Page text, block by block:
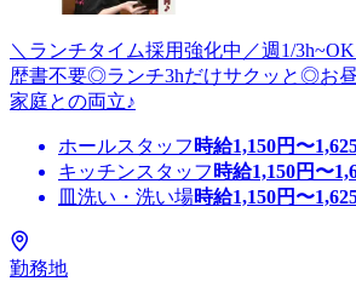
＼ランチタイム採用強化中／週1/
歴書不要◎ランチ3hだけサクッと◎お
家庭との両立♪
ホールスタッフ 時給1,150円〜
キッチンスタッフ 時給1,150円〜
皿洗い・洗い場時給1,150円〜
勤務地